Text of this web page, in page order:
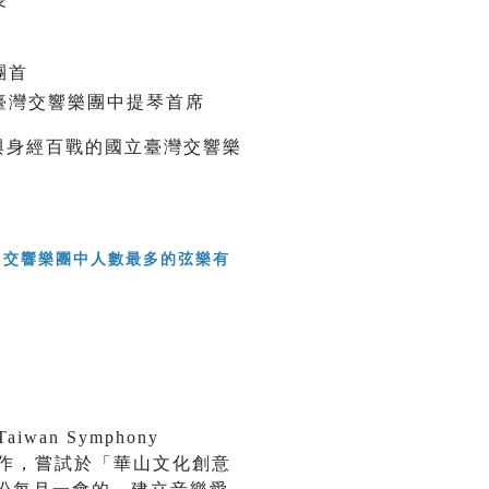
首
交響樂團中提琴首席
經百戰的國立臺灣交響樂
Symphony
，嘗試於「華山文化創意